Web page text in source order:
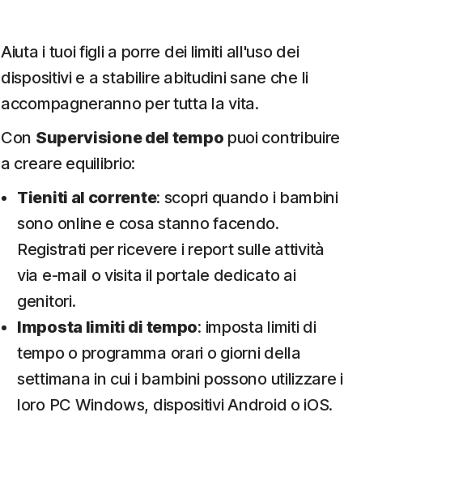
Aiuta i tuoi figli a porre dei limiti all'uso dei
dispositivi e a stabilire abitudini sane che li
accompagneranno per tutta la vita.
Con Supervisione del tempo puoi contribuire
a creare equilibrio:
Tieniti al corrente: scopri quando i bambini
sono online e cosa stanno facendo.
Registrati per ricevere i report sulle attività
via e-mail o visita il portale dedicato ai
genitori.
Imposta limiti di tempo: imposta limiti di
tempo o programma orari o giorni della
settimana in cui i bambini possono utilizzare i
loro PC Windows, dispositivi Android o iOS.